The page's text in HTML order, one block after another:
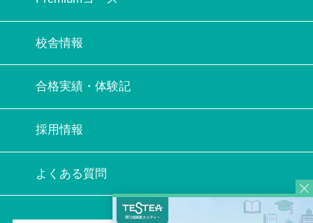
校舎情報
合格実績・体験記
採用情報
よくある質問